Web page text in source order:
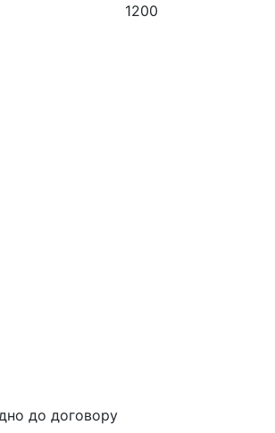
1200
до договору